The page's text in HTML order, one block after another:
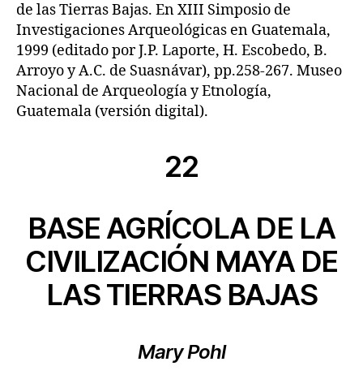
de las Tierras Bajas. En XIII Simposio de
Investigaciones Arqueológicas en Guatemala,
1999 (editado por J.P. Laporte, H. Escobedo, B.
Arroyo y A.C. de Suasnávar), pp.258-267. Museo
Nacional de Arqueología y Etnología,
Guatemala (versión digital).
22
BASE AGRÍCOLA DE LA
CIVILIZACIÓN MAYA DE
LAS TIERRAS BAJAS
Mary Pohl